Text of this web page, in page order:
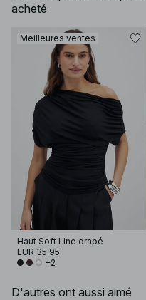
acheté
Meilleures ventes
Haut Soft Line drapé
EUR 35.95
+2
D'autres ont aussi aimé